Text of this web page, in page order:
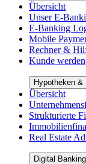
Übersicht
Unser E-
E-Banking
Mobile
Rechner &
Kunde werden
Hypotheken &
Übersicht
Strukturierte
Real Estate
Digital Banking